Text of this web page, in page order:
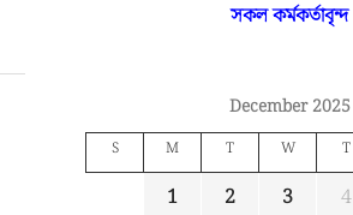
সকল কর্মকর্তাবৃন্দ
December 2025
S M T W T
1 2 3 4